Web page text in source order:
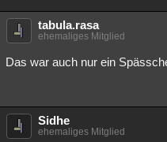
tabula.rasa
ehemaliges Mitglied
Das war auch nur ein
Sidhe
ehemaliges Mitglied